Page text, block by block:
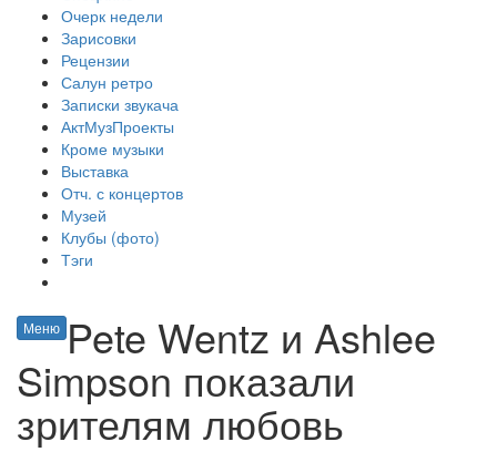
Очерк недели
Зарисовки
Рецензии
Салун ретро
Записки звукача
АктМузПроекты
Кроме музыки
Выставка
Отч. с концертов
Музей
Клубы (фото)
Тэги
Меню Pete Wentz и Ashlee
Simpson показали
зрителям любовь